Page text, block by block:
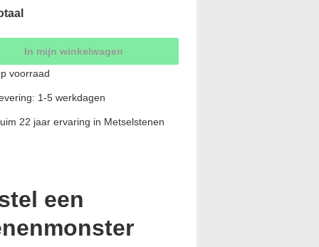
In mijn winkelwagen
voorraad
1-5 werkdagen
22 jaar ervaring in Metselstenen
een